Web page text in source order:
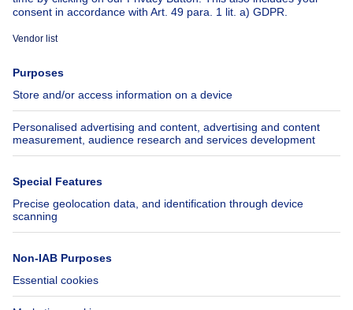
About
Immoweb
Axel Springer Group
SeLoger.com
Immowelt.de
Tools
Insurances
Help
FAQ
Accessibility
Contact us
Follow Us